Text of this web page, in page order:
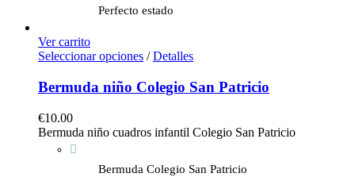
Perfecto estado
Ver carrito
Seleccionar opciones / Detalles
Bermuda niño Colegio San Patricio
€10.00
Bermuda niño cuadros infantil Colegio San Patricio
Bermuda Colegio San Patricio